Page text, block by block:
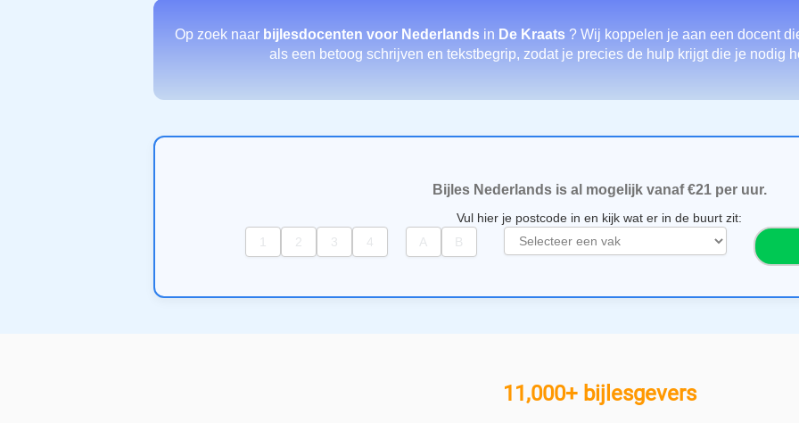
Op zoek naar bijlesdocenten voor Nederlandsin De Kraats ? Wij koppelen je aan een docent
als een betoog schrijven en tekstbegrip, zodat je precies de hulp krijgt die je nodig
Bijles Nederlands is al mogelijk vanaf €21 per uur.
Vul hier je postcode in en kijk wat er in de buurt zit:
e
11,000+ bijlesgevers